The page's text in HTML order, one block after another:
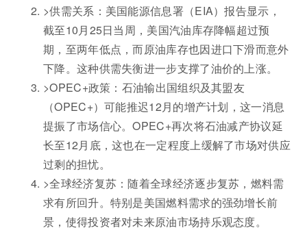
>供需关系：美国能源信息署（EIA）报告显示，
截至10月25日当周，美国汽油库存降幅超过预
期，至两年低点，而原油库存也因进口下滑而意外
下降。这种供需失衡进一步支撑了油价的上涨。
>OPEC+政策：石油输出国组织及其盟友
（OPEC+）可能推迟12月的增产计划，这一消息
提振了市场信心。OPEC+再次将石油减产协议延
长至12月底，这也在一定程度上缓解了市场对供应
过剩的担忧。
>全球经济复苏：随着全球经济逐步复苏，燃料需
求有所回升。特别是美国燃料需求的强劲增长前
景，使得投资者对未来原油市场持乐观态度。